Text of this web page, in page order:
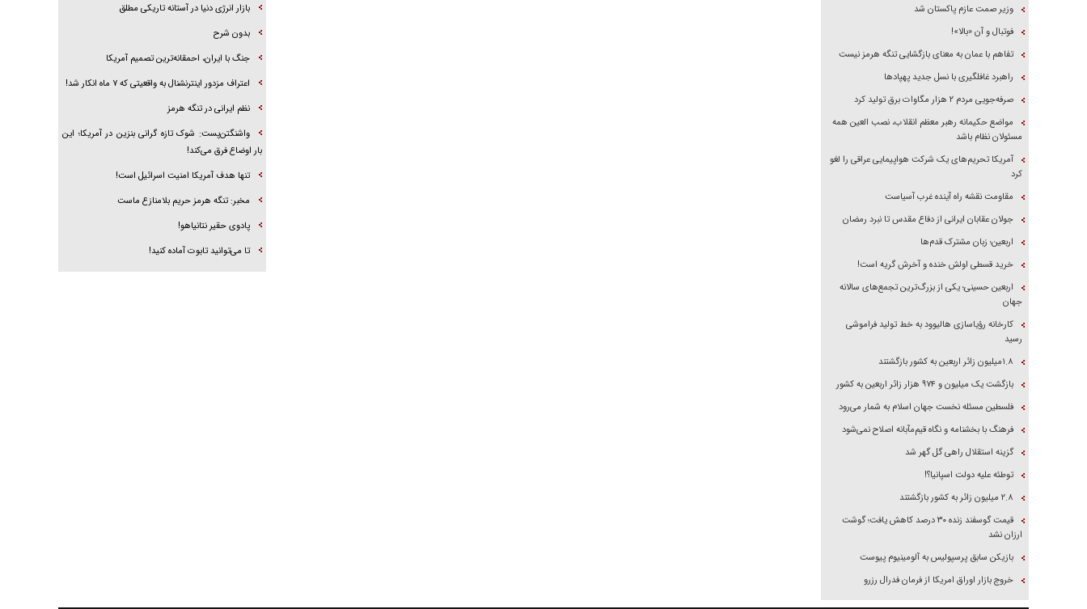
وزیر صمت عازم پاکستان شد
فوتبال و آن «بالا»!
تفاهم با عمان به معنای بازگشایی تنگه هرمز نیست
راهبرد غافلگیری با نسل جدید پهپاد‌ها
صرفه‌جویی مردم ۲ هزار مگاوات برق تولید کرد
مواضع حکیمانه رهبر معظم انقلاب، نصب العین همه
مسئولان نظام باشد
آمریکا تحریم‌های یک شرکت هواپیمایی عراقی را لغو
کرد
مقاومت نقشه راه آینده غرب آسیاست
جولان عقابان ایرانی از دفاع مقدس تا نبرد رمضان
اربعین؛ زبان مشترک قدم‌ها
خرید قسطی اولش خنده و آخرش گریه است!
اربعین حسینی؛ یکی از بزرگ‌ترین تجمع‌های سالانه
جهان
کارخانه رؤیاسازی هالیوود به خط تولید فراموشی
رسید
۱.۸میلیون زائر اربعین به کشور بازگشتند
بازگشت یک میلیون و ۹۷۴ هزار زائر اربعین به کشور
فلسطین مسئله نخست جهان اسلام به شمار می‌رود
فرهنگ با بخشنامه و نگاه قیم‌مآبانه اصلاح نمی‌شود
گزینه استقلال راهی گل گهر شد
توطئه علیه دولت اسپانیا؟!
۲.۸ میلیون زائر به کشور بازگشتند
قیمت گوسفند زنده ۳۰ درصد کاهش یافت؛ گوشت
ارزان نشد
بازیکن سابق پرسپولیس به آلومینیوم پیوست
خروج بازار اوراق امریکا از فرمان فدرال رزرو
بازار انرژی دنیا در آستانه تاریکی مطلق
بدون شرح
جنگ با ایران، احمقانه‌ترین تصمیم آمریکا
اعتراف مزدور اینترنشنال به واقعیتی که ۷ ماه انکار شد!
نظم ایرانی در تنگه هرمز
واشنگتن‌پست: شوک تازه گرانی بنزین در آمریکا؛ این
بار اوضاع فرق می‌کند!
تنها هدف آمریکا امنیت اسرائیل است!
مخبر: تنگه هرمز حریم بلامنازع ماست
پادوی حقیر نتانیاهو!
تا می‌توانید تابوت آماده کنید!